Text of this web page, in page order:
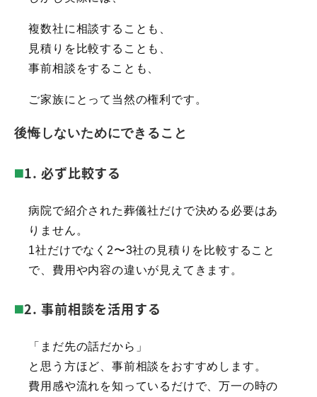
複数社に相談することも、
見積りを比較することも、
事前相談をすることも、
ご家族にとって当然の権利です。
後悔しないためにできること
1. 必ず比較する
病院で紹介された葬儀社だけで決める必要はあ
りません。
1社だけでなく2〜3社の見積りを比較すること
で、費用や内容の違いが見えてきます。
2. 事前相談を活用する
「まだ先の話だから」
と思う方ほど、事前相談をおすすめします。
費用感や流れを知っているだけで、万一の時の